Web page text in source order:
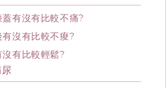
有沒有比較不痛?
沒有比較不痠?
有比較輕鬆?